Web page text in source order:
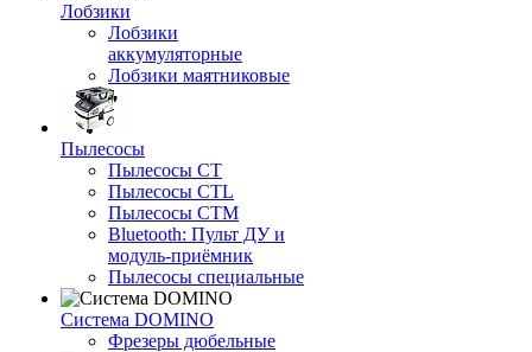
Лобзики
Лобзики
аккумуляторные
Лобзики маятниковые
Пылесосы
Пылесосы CT
Пылесосы CTL
Пылесосы CTM
Bluetooth: Пульт ДУ и
модуль-приёмник
Пылесосы специальные
Система DOMINO
Фрезеры дюбельные